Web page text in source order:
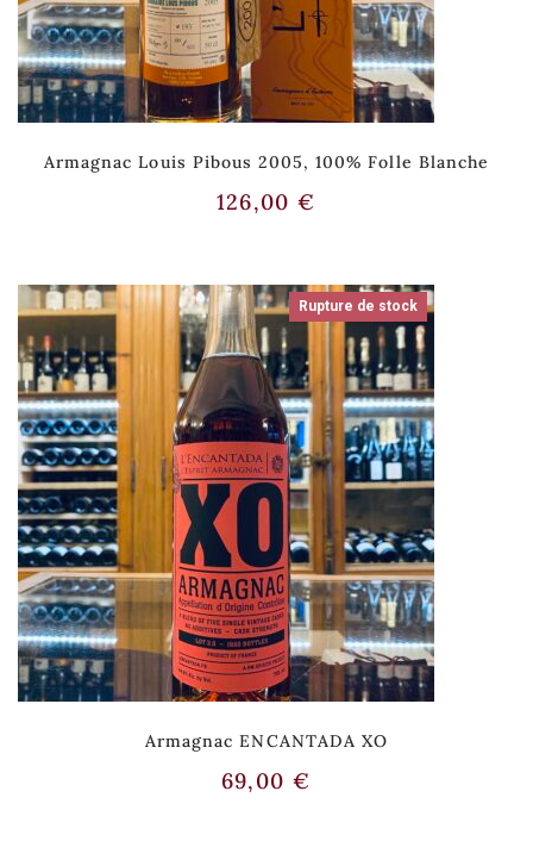
Armagnac Louis Pibous 2005, 100% Folle Blanche
126,00€
Rupture de stock
Armagnac ENCANTADA XO
69,00 €